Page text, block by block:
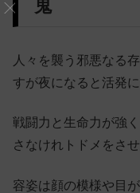
鬼
人々を襲う邪悪なる
すが夜になると活発
戦闘力と生命力が強
さなけれトドメをさせ
容姿は顔の模様や目